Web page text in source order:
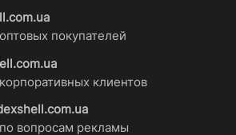
покупателей
клиентов
вопросам рекламы